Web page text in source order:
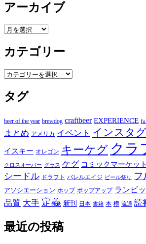
アーカイブ
ア
カ
イ
ブ
カテゴリー
カ
ゴ
リ
タグ
beer of the year brewdog craftbeer EXPERIENCE
まとめ アメリカ イベント インスタ
イスキー オレゴン キーケグ クラ
クロスオーバー グラス ケグ コミックマーケット
シードル ドラフト バレルエイジ ビール祭り フ
アソシエーション ホップ ポップアップ ランビ
品質 大手 定義 新刊 日本 書籍 本 樽 流通 読
最近の投稿